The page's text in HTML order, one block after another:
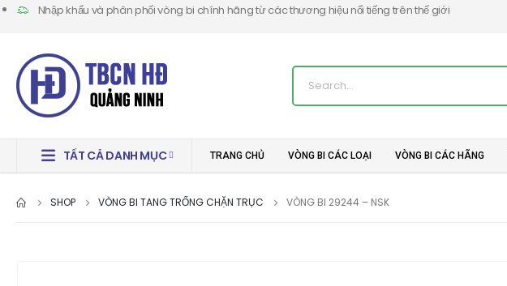
Nhập khẩu và phân phối vòng bi chính hãng từ các thương hiệu nổi tiếng trên thế giới
TẤT CẢ DANH MỤC TRANG CHỦ VÒNG BI CÁC LOẠI VÒNG BI CÁC HÃNG
SHOP VÒNG BI TANG TRỐNG CHẶN TRỤC VÒNG BI 29244 – NSK